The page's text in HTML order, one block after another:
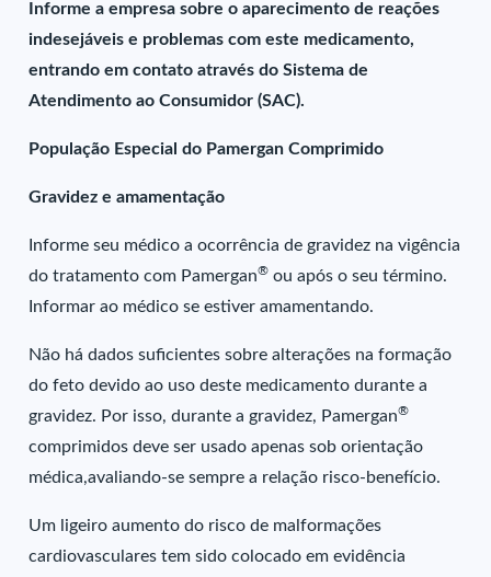
Informe a empresa sobre o aparecimento de reações
indesejáveis e problemas com este medicamento,
entrando em contato através do Sistema de
Atendimento ao Consumidor (SAC).
População Especial do Pamergan Comprimido
Gravidez e amamentação
Informe seu médico a ocorrência de gravidez na vigência
do tratamento com Pamergan® ou após o seu término.
Informar ao médico se estiver amamentando.
Não há dados suficientes sobre alterações na formação
do feto devido ao uso deste medicamento durante a
gravidez. Por isso, durante a gravidez, Pamergan®
comprimidos deve ser usado apenas sob orientação
médica,avaliando-se sempre a relação risco-benefício.
Um ligeiro aumento do risco de malformações
cardiovasculares tem sido colocado em evidência